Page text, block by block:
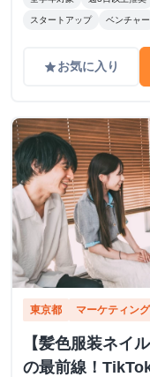
スタートアップ ベンチャー
gradeお気に入り
東京都 マーケティング
【髪色服装ネイ
の最前線！